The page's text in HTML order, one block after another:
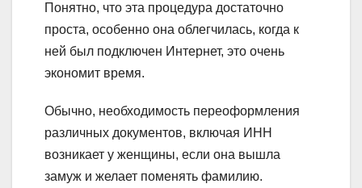
Понятно, что эта процедура достаточно
проста, особенно она облегчилась, когда к
ней был подключен Интернет, это очень
экономит время.
Обычно, необходимость переоформления
различных документов, включая ИНН
возникает у женщины, если она вышла
замуж и желает поменять фамилию.